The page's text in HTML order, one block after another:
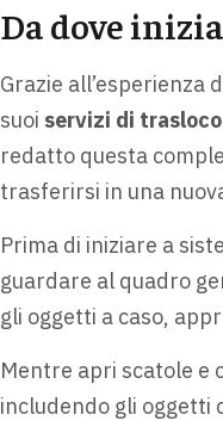
Da dove
Grazie all’esperienza
suoi servizi di trasloco
redatto questa
trasferirsi in una
Prima di iniziare a
guardare al quadro
gli oggetti a caso,
Mentre apri scatole e
includendo gli oggetti